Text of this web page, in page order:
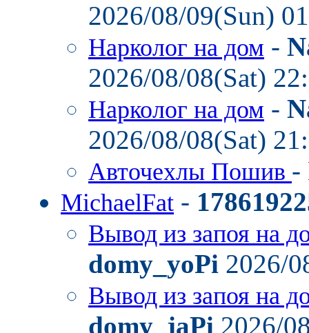
2026/08/09(Sun)
Нарколог на дом -
2026/08/08(Sat)
Нарколог на дом -
2026/08/08(Sat)
Авточехлы Пошив -
MichaelFat -
Вывод из запоя на
domy_yoPi 2026/
Вывод из запоя на
domy_jaPi 2026/